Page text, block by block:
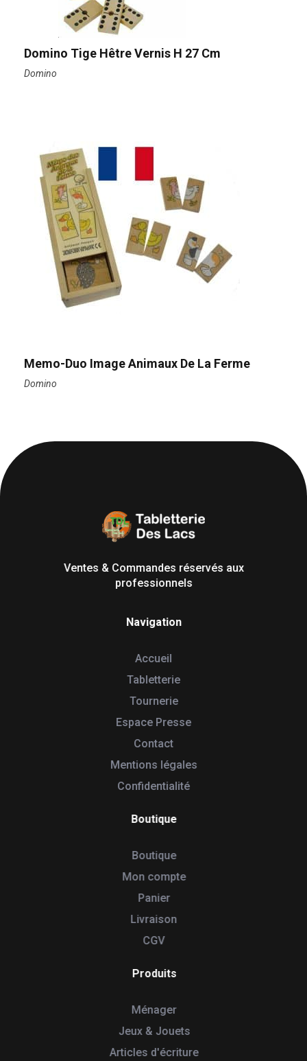
Domino Tige Hêtre Vernis H 27 Cm
Domino
Memo-Duo Image Animaux De La Ferme
Domino
Ventes & Commandes réservés aux
professionnels
Navigation
Accueil
Tabletterie
Tournerie
Espace Presse
Contact
Mentions légales
Confidentialité
Boutique
Boutique
Mon compte
Panier
Livraison
CGV
Produits
Ménager
Jeux & Jouets
Articles d'écriture